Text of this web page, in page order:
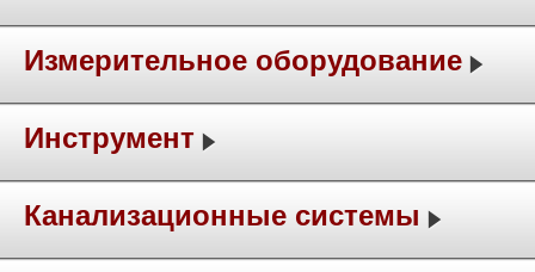
Измерительное оборудование
Инструмент
Канализационные системы